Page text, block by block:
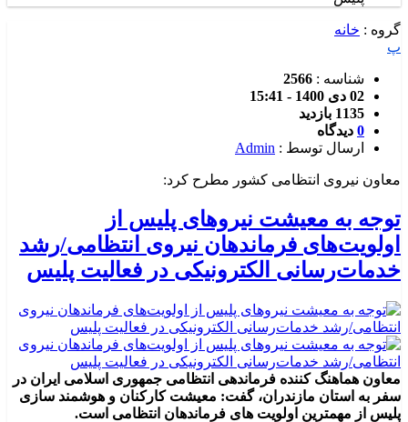
گروه : خانه
پ
شناسه : 2566
02 دی 1400 - 15:41
1135 بازدید
0 دیدگاه
ارسال توسط : Admin
معاون نیروی انتظامی کشور مطرح کرد:
توجه به معیشت نیروهای پلیس از
اولویت‌های فرماندهان نیروی انتظامی/رشد
خدمات‌رسانی الکترونیکی در فعالیت پلیس
معاون هماهنگ کننده فرماندهی انتظامی جمهوری اسلامی ایران در
سفر به استان مازندران، گفت: معیشت کارکنان و هوشمند سازی
پلیس از مهمترین اولویت های فرماندهان انتظامی است.